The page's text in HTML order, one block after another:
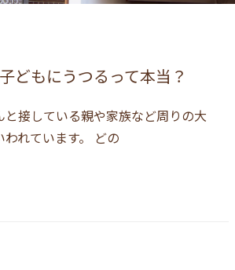
どもにうつるって本当？
と接している親や家族など周りの大
れています。 どの